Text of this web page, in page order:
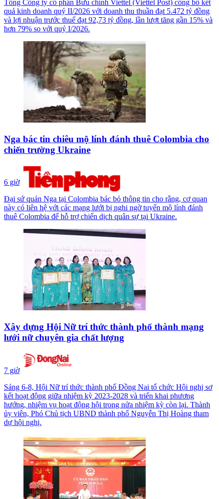
Tổng Công ty cổ phần Bưu chính Viettel (Viettel Post) công bố kết
quả kinh doanh quý II/2026 với doanh thu thuần đạt 5.472 tỷ đồng
và lợi nhuận trước thuế đạt 92,73 tỷ đồng, lần lượt tăng gần 15% và
hơn 79% so với quý I/2026.
Nga bác tin chiêu mộ lính đánh thuê Colombia cho
chiến trường Ukraine
6 giờ
Đại sứ quán Nga tại Colombia bác bỏ thông tin cho rằng, cơ quan
này có liên hệ với các mạng lưới bị nghi ngờ tuyển mộ lính đánh
thuê Colombia để hỗ trợ chiến dịch quân sự tại Ukraine.
Xây dựng Hội Nữ trí thức thành phố thành mạng
lưới nữ chuyên gia chất lượng
7 giờ
Sáng 6-8, Hội Nữ trí thức thành phố Đồng Nai tổ chức Hội nghị sơ
kết hoạt động giữa nhiệm kỳ 2023-2028 và triển khai phương
hướng, nhiệm vụ hoạt động hội trong nửa nhiệm kỳ còn lại. Thành
ủy viên, Phó Chủ tịch UBND thành phố Nguyễn Thị Hoàng tham
dự hội nghị.